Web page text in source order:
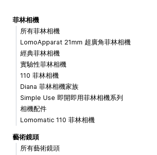
菲林相機
所有菲林相機
LomoApparat 21mm 超廣角菲林相機
經典菲林相機
實驗性菲林相機
110 菲林相機
Diana 菲林相機家族
Simple Use 即開即用菲林相機系列
相機配件
Lomomatic 110 菲林相機
藝術鏡頭
所有藝術鏡頭